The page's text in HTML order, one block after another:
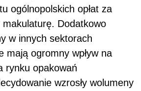
ogólnopolskich opłat za
Dodatkowo
w innych sektorach
mają ogromny wpływ na
rynku opakowań
wzrosły wolumeny